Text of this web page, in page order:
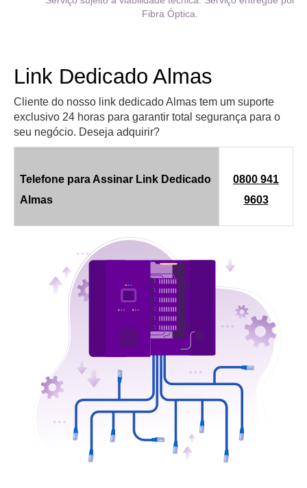
Fibra Óptica.
Link Dedicado Almas
Cliente do nosso link dedicado Almas tem um suporte
exclusivo 24 horas para garantir total segurança para o
seu negócio. Deseja adquirir?
Telefone para Assinar Link Dedicado
Almas
0800 941
9603